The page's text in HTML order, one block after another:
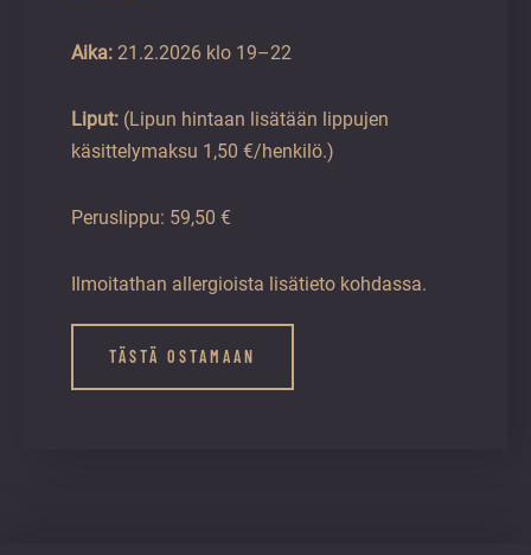
Aika: 21.2.2026 klo 19–22
Liput: (Lipun hintaan lisätään lippujen
käsittelymaksu 1,50 €/henkilö.)
Peruslippu: 59,50 €
Ilmoitathan allergioista lisätieto kohdassa.
TÄSTÄ OSTAMAAN